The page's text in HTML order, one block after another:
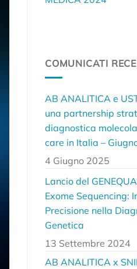
COMUNICATI
AB ANALITICA e
una partnership
diagnostica
care in Italia –
4 Giugno 2025
Lancio del
Exome Sequencing:
Precisione nella
Genetica
13 Settembre 2024
AB ANALITICA x